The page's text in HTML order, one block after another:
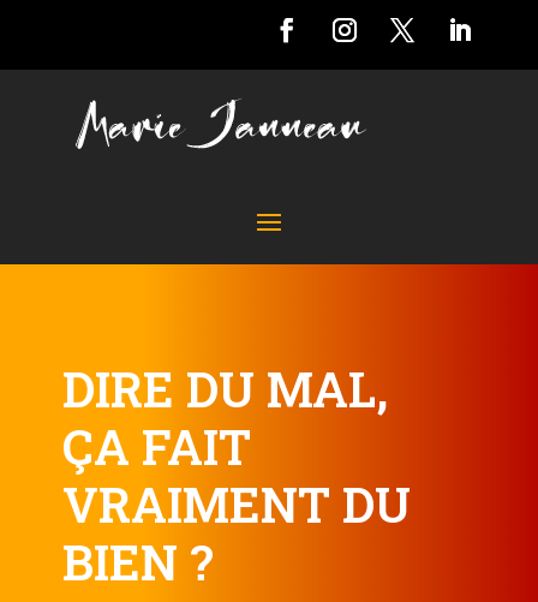
DIRE DU MAL,
ÇA FAIT
VRAIMENT DU
BIEN ?